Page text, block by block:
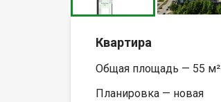
Квартира
Общая площадь — 55 м²
Планировка — новая